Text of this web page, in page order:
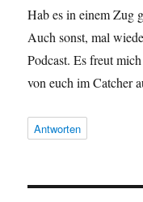
Hab es in einem Zug
Auch sonst, mal
Podcast. Es freut
von euch im Catcher
Antworten